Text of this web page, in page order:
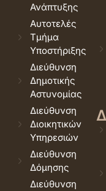
Ανάπτυξης
Αυτοτελές
Τμήμα
Υποστήριξης
Διεύθυνση
Δημοτικής
Αστυνομίας
Διεύθυνση
Διοικητικών
Υπηρεσιών
Διεύθυνση
Δόμησης
Διεύθυνση